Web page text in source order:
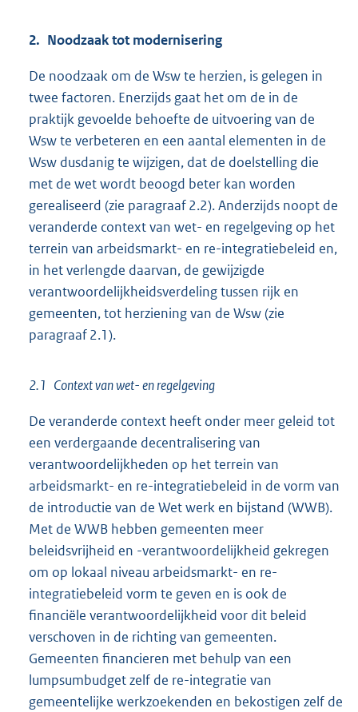
2. Noodzaak tot modernisering
De noodzaak om de Wsw te herzien, is gelegen in
twee factoren. Enerzijds gaat het om de in de
praktijk gevoelde behoefte de uitvoering van de
Wsw te verbeteren en een aantal elementen in de
Wsw dusdanig te wijzigen, dat de doelstelling die
met de wet wordt beoogd beter kan worden
gerealiseerd (zie paragraaf 2.2). Anderzijds noopt de
veranderde context van wet- en regelgeving op het
terrein van arbeidsmarkt- en re-integratiebeleid en,
in het verlengde daarvan, de gewijzigde
verantwoordelijkheidsverdeling tussen rijk en
gemeenten, tot herziening van de Wsw (zie
paragraaf 2.1).
2.1 Context van wet- en regelgeving
De veranderde context heeft onder meer geleid tot
een verdergaande decentralisering van
verantwoordelijkheden op het terrein van
arbeidsmarkt- en re-integratiebeleid in de vorm van
de introductie van de Wet werk en bijstand (WWB).
Met de WWB hebben gemeenten meer
beleidsvrijheid en -verantwoordelijkheid gekregen
om op lokaal niveau arbeidsmarkt- en re-
integratiebeleid vorm te geven en is ook de
financiële verantwoordelijkheid voor dit beleid
verschoven in de richting van gemeenten.
Gemeenten financieren met behulp van een
lumpsumbudget zelf de re-integratie van
gemeentelijke werkzoekenden en bekostigen zelf de